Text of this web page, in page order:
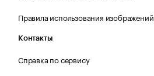
Правила использования изображений
Контакты
Справка по сервису